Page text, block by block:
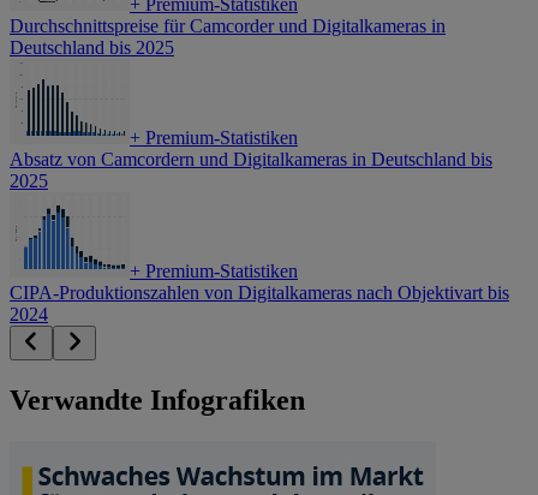
+ Premium-Statistiken
Durchschnittspreise für Camcorder und Digitalkameras in
Deutschland bis 2025
+ Premium-Statistiken
Absatz von Camcordern und Digitalkameras in Deutschland bis
2025
+ Premium-Statistiken
CIPA-Produktionszahlen von Digitalkameras nach Objektivart bis
2024
Verwandte Infografiken